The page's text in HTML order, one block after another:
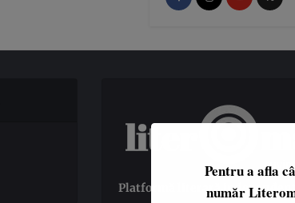
Platformă literară
Pentru a afla
număr